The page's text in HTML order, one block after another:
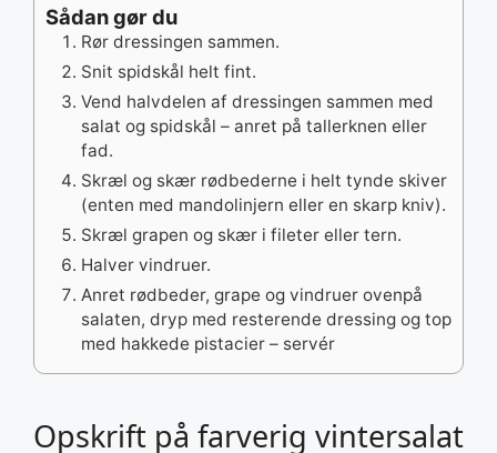
Opskrift på farverig vintersalat
Sådan gør du
Rør dressingen sammen.
Snit spidskål helt fint.
Vend halvdelen af dressingen sammen med
salat og spidskål – anret på tallerknen eller
fad.
Skræl og skær rødbederne i helt tynde skiver
(enten med mandolinjern eller en skarp kniv).
Skræl grapen og skær i fileter eller tern.
Halver vindruer.
Anret rødbeder, grape og vindruer ovenpå
salaten, dryp med resterende dressing og top
med hakkede pistacier – servér